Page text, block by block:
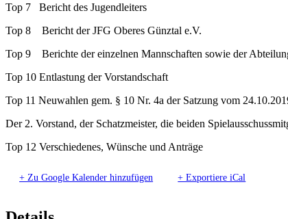
Top 7 Bericht des Jugendleiters
Top 8 Bericht der JFG Oberes Günztal e.V.
Top 9 Berichte der einzelnen Mannschaften sowie der
Top 10 Entlastung der Vorstandschaft
Top 11 Neuwahlen gem. § 10 Nr. 4a der Satzung vom
Der 2. Vorstand, der Schatzmeister, die beiden
Top 12 Verschiedenes, Wünsche und Anträge
+ Zu Google Kalender hinzufügen + Exportiere iCal